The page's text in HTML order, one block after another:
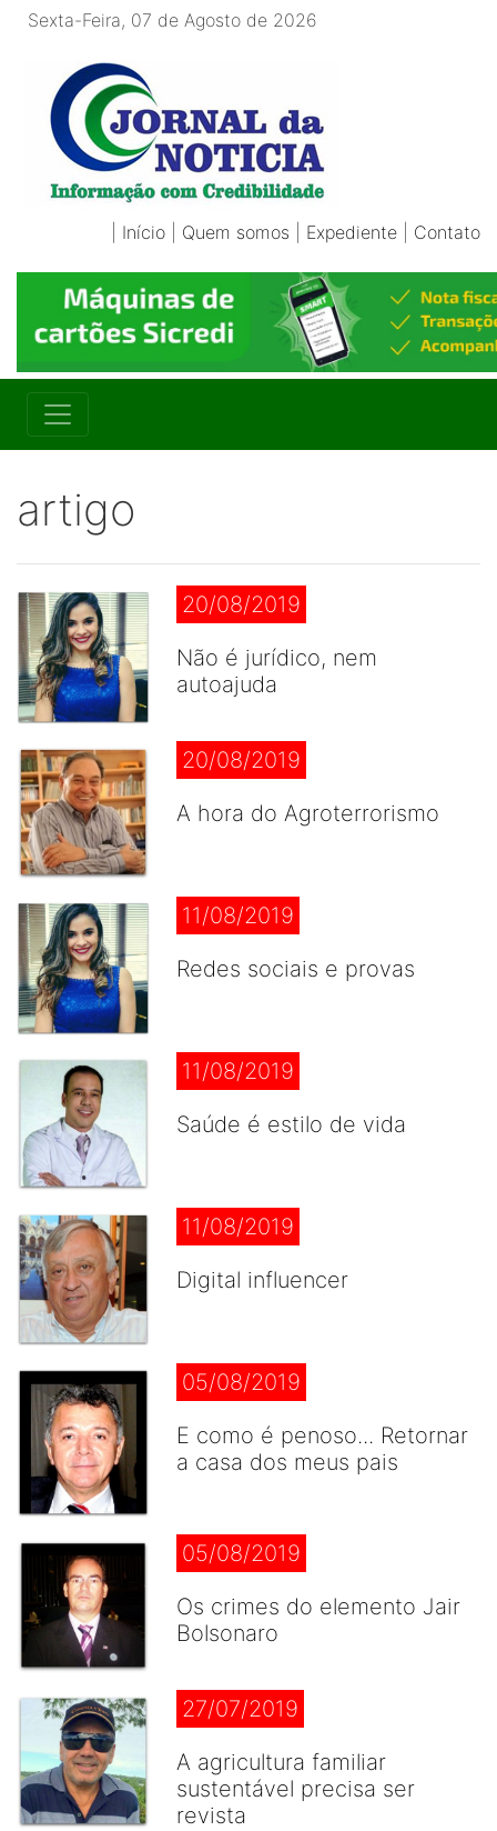
Sexta-Feira, 07 de Agosto de 2026
Início Quem somos Expediente Contato
artigo
20/08/2019
Não é jurídico, nem
autoajuda
20/08/2019
A hora do Agroterrorismo
11/08/2019
Redes sociais e provas
11/08/2019
Saúde é estilo de vida
11/08/2019
Digital influencer
05/08/2019
E como é penoso... Retornar
a casa dos meus pais
05/08/2019
Os crimes do elemento Jair
Bolsonaro
27/07/2019
A agricultura familiar
sustentável precisa ser
revista